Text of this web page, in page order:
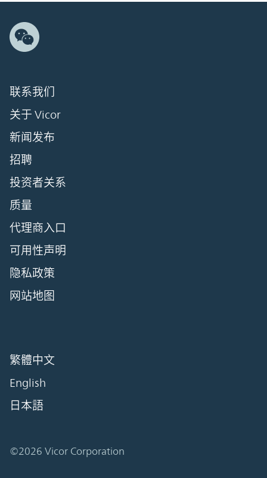
联系我们
关于 Vicor
新闻发布
招聘
投资者关系
质量
代理商入口
可用性声明
隐私政策
网站地图
繁體中文
English
日本語
©2026 Vicor Corporation